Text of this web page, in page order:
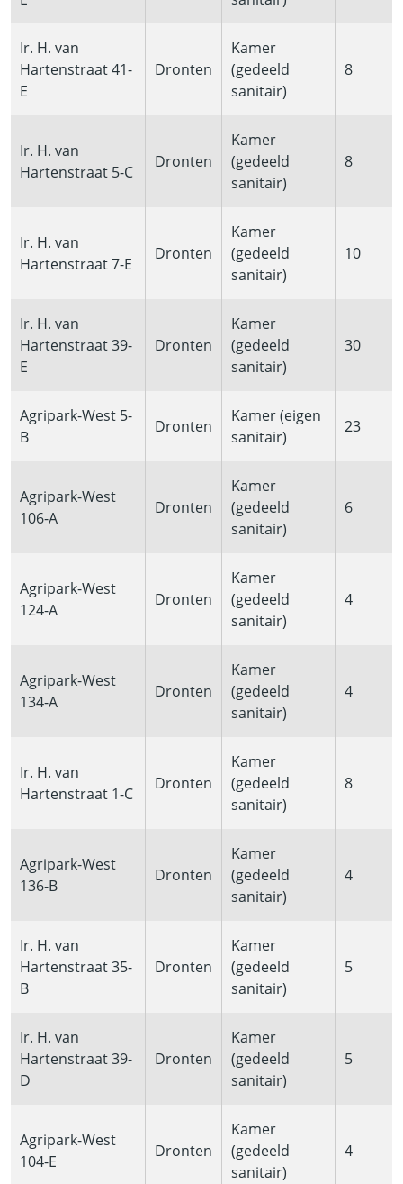
Ir. H. van
Hartenstraat 41-
E
Dronten
Kamer
(gedeeld
sanitair)
8
Ir. H. van
Hartenstraat 5-C
Dronten
Kamer
(gedeeld
sanitair)
8
Ir. H. van
Hartenstraat 7-E
Dronten
Kamer
(gedeeld
sanitair)
10
Ir. H. van
Hartenstraat 39-
E
Dronten
Kamer
(gedeeld
sanitair)
30
Agripark-West 5-
B
Dronten
Kamer (eigen
sanitair)
23
Agripark-West
106-A
Dronten
Kamer
(gedeeld
sanitair)
6
Agripark-West
124-A
Dronten
Kamer
(gedeeld
sanitair)
4
Agripark-West
134-A
Dronten
Kamer
(gedeeld
sanitair)
4
Ir. H. van
Hartenstraat 1-C
Dronten
Kamer
(gedeeld
sanitair)
8
Agripark-West
136-B
Dronten
Kamer
(gedeeld
sanitair)
4
Ir. H. van
Hartenstraat 35-
B
Dronten
Kamer
(gedeeld
sanitair)
5
Ir. H. van
Hartenstraat 39-
D
Dronten
Kamer
(gedeeld
sanitair)
5
Agripark-West
104-E
Dronten
Kamer
(gedeeld
sanitair)
4